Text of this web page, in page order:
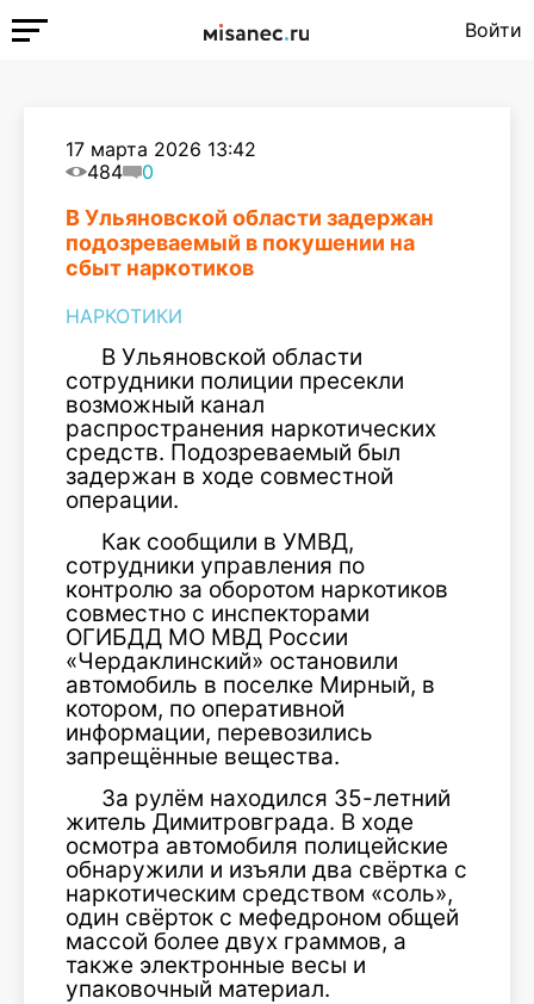
Войти
17 марта 2026 13:42
484
0
В Ульяновской области задержан
подозреваемый в покушении на
сбыт наркотиков
НАРКОТИКИ
В Ульяновской области
сотрудники полиции пресекли
возможный канал
распространения наркотических
средств. Подозреваемый был
задержан в ходе совместной
операции.
Как сообщили в УМВД,
сотрудники управления по
контролю за оборотом наркотиков
совместно с инспекторами
ОГИБДД МО МВД России
«Чердаклинский» остановили
автомобиль в поселке Мирный, в
котором, по оперативной
информации, перевозились
запрещённые вещества.
За рулём находился 35-летний
житель Димитровграда. В ходе
осмотра автомобиля полицейские
обнаружили и изъяли два свёртка с
наркотическим средством «соль»,
один свёрток с мефедроном общей
массой более двух граммов, а
также электронные весы и
упаковочный материал.